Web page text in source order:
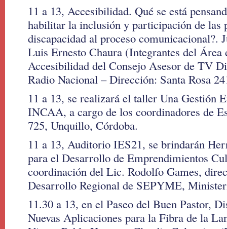
11 a 13, Accesibilidad. Qué se está
habilitar la inclusión y participación de las
discapacidad al proceso comunicacional?.
Luis Ernesto Chaura (Integrantes del Área
Accesibilidad del Consejo Asesor de TV
Radio Nacional – Dirección: Santa Rosa
11 a 13, se realizará el taller Una Gestión
INCAA, a cargo de los coordinadores de
725, Unquillo, Córdoba.
11 a 13, Auditorio IES21, se brindarán
para el Desarrollo de Emprendimientos
coordinación del Lic. Rodolfo Games,
Desarrollo Regional de SEPYME,
11.30 a 13, en el Paseo del Buen Pastor,
Nuevas Aplicaciones para la Fibra de la